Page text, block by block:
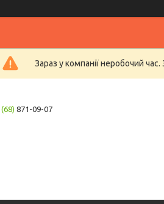
Зараз у компанії неробочий
(68) 871-09-07